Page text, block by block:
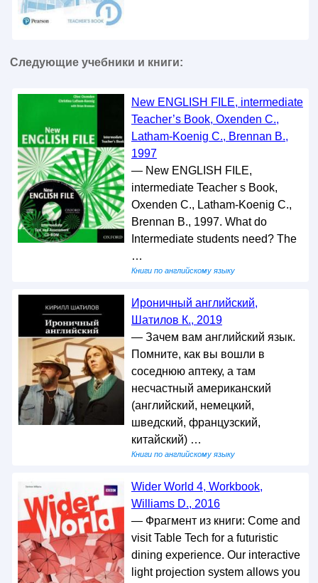
Следующие учебники и книги:
New ENGLISH FILE, intermediate
Teacher’s Book, Oxenden C.,
Latham-Koenig C., Brennan B.,
1997
— New ENGLISH FILE,
intermediate Teacher s Book,
Oxenden C., Latham-Koenig C.,
Brennan B., 1997. What do
Intermediate students need? The
…
Книги по английскому языку
Ироничный английский,
Шатилов К., 2019
— Зачем вам английский язык.
Помните, как вы вошли в
соседнюю аптеку, а там
несчастный американский
(английский, немецкий,
шведский, французский,
китайский) …
Книги по английскому языку
Wider World 4, Workbook,
Williams D., 2016
— Фрагмент из книги: Come and
visit Table Tech for a futuristic
dining experience. Our interactive
light projection system allows you